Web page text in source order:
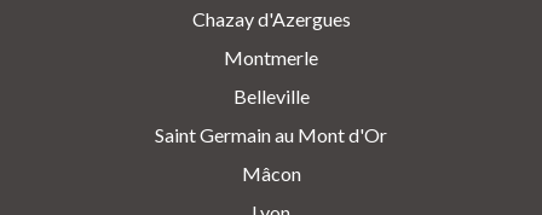
Chazay d'Azergues
Montmerle
Belleville
Saint Germain au Mont d'Or
Mâcon